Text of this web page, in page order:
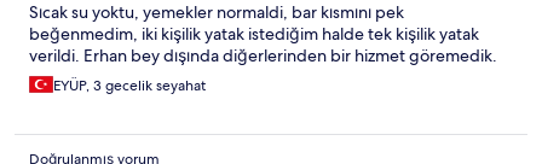
Sıcak su yoktu, yemekler normaldi, bar kısmını pek
beğenmedim, iki kişilik yatak istediğim halde tek kişilik yatak
verildi. Erhan bey dışında diğerlerinden bir hizmet göremedik.
EYÜP, 3 gecelik seyahat
Doğrulanmış yorum